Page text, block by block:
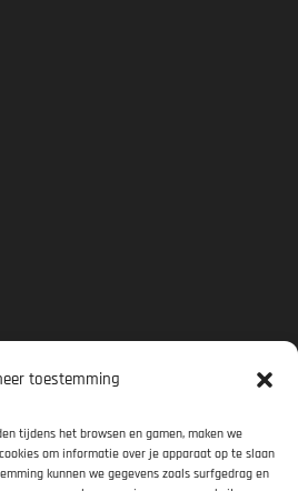
toestemming
tijdens het browsen en gamen, maken we
om informatie over je apparaat op te slaan
kunnen we gegevens zoals surfgedrag en
Nijkerk, Nederland